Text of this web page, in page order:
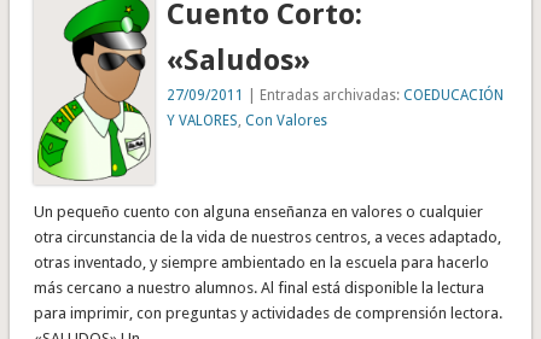
Cuento Corto:
«Saludos»
27/09/2011 | Entradas archivadas:COEDUCACIÓN
Y VALORES,Con Valores
Un pequeño cuento con alguna enseñanza en valores o cualquier
otra circunstancia de la vida de nuestros centros, a veces adaptado,
otras inventado, y siempre ambientado en la escuela para hacerlo
más cercano a nuestro alumnos. Al final está disponible la lectura
para imprimir, con preguntas y actividades de comprensión lectora.